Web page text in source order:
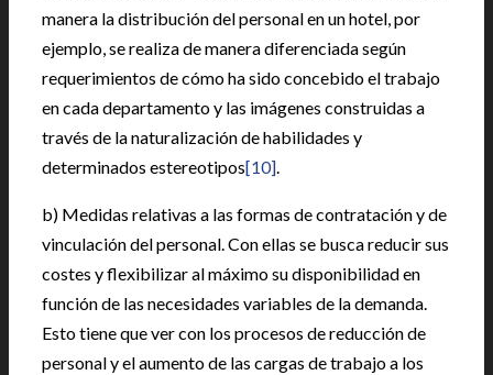
manera la distribución del personal en un hotel, por
ejemplo, se realiza de manera diferenciada según
requerimientos de cómo ha sido concebido el trabajo
en cada departamento y las imágenes construidas a
través de la naturalización de habilidades y
determinados estereotipos[10].
b) Medidas relativas a las formas de contratación y de
vinculación del personal. Con ellas se busca reducir sus
costes y flexibilizar al máximo su disponibilidad en
función de las necesidades variables de la demanda.
Esto tiene que ver con los procesos de reducción de
personal y el aumento de las cargas de trabajo a los